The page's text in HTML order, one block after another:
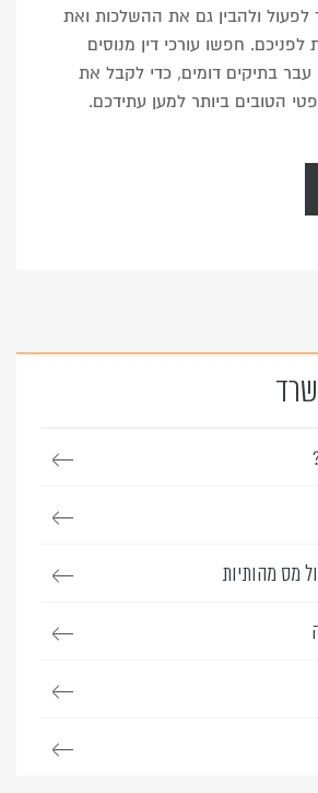
ולהבין גם את ההשלכות ואת
חפשו עורכי דין מנוסים
עבר בתיקים דומים, כדי לקבל את
הטובים ביותר למען עתידכם.
מס מהותיות